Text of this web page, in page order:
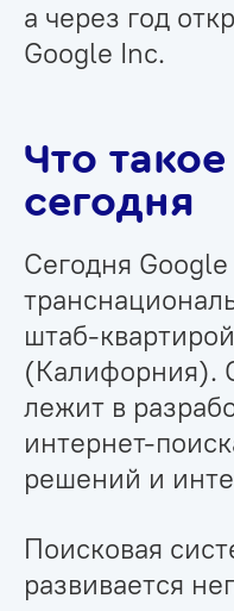
а через год
Google Inc.
Что
сегодня
Сегодня
штаб-
(Калифорния).
лежит в
интернет-
решений и
Поисковая
развивается